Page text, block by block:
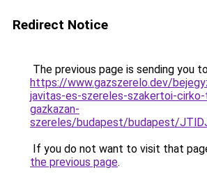
Redirect Notice
The previous page is sending you
https://www.gazszerelo.dev/
javitas-es-szereles-szakertoi-
gazkazan-
szereles/budapest/budapest/
If you do not want to visit that
the previous page.